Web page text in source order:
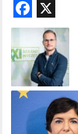
F
ac
e
b
o
o
k